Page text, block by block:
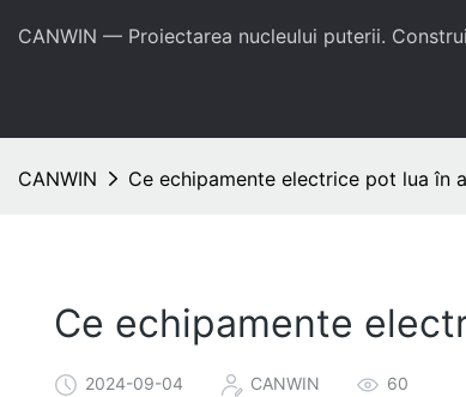
CANWIN — Proiectarea nucleului puterii.
CANWIN Ce echipamente electrice pot lua în
Ce echipamente
2024-09-04 CANWIN 60